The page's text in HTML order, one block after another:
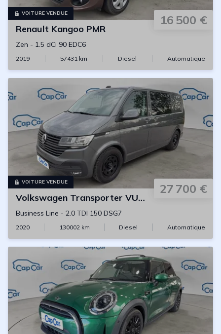
VOITURE VENDUE 16 500 €
Renault Kangoo PMR
Zen - 1.5 dCi 90 EDC6
2019 57431 km Diesel Automatique
VOITURE VENDUE 27 700 €
Volkswagen Transporter VU L1H1
Business Line - 2.0 TDI 150 DSG7
2020 130002km Diesel Automatique